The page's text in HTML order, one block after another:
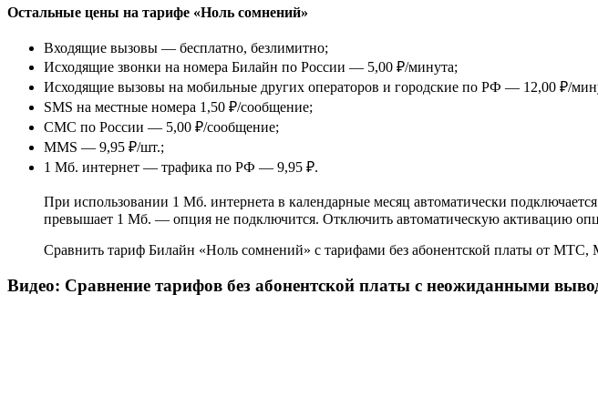
Остальные цены на тарифе «Ноль сомнений»
Входящие вызовы — бесплатно, безлимитно;
Исходящие звонки на номера Билайн по России — 5,00 ₽/минута;
Исходящие вызовы на мобильные других операторов и городские по РФ — 12,00 ₽/
SMS на местные номера 1,50 ₽/сообщение;
СМС по России — 5,00 ₽/сообщение;
MMS — 9,95 ₽/шт.;
1 Мб. интернет — трафика по РФ — 9,95 ₽.
При использовании 1 Мб. интернета в календарные месяц автоматически
превышает 1 Мб. — опция не подключится. Отключить автоматическую активацию
Сравнить тариф Билайн «Ноль сомнений» с тарифами без абонентской платы от
Видео: Сравнение тарифов без абонентской платы с неожиданными